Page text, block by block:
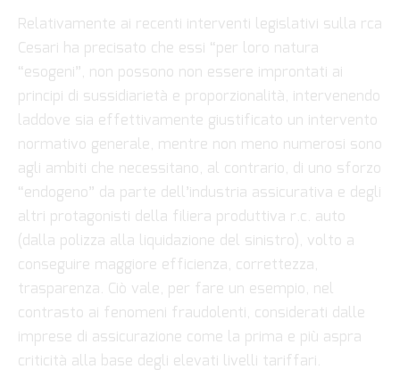
Relativamente ai recenti interventi legislativi sulla rca
Cesari ha precisato che essi “per loro natura
“esogeni”, non possono non essere improntati ai
principi di sussidiarietà e proporzionalità, intervenendo
laddove sia effettivamente giustificato un intervento
normativo generale, mentre non meno numerosi sono
agli ambiti che necessitano, al contrario, di uno sforzo
“endogeno” da parte dell’industria assicurativa e degli
altri protagonisti della filiera produttiva r.c. auto
(dalla polizza alla liquidazione del sinistro), volto a
conseguire maggiore efficienza, correttezza,
trasparenza. Ciò vale, per fare un esempio, nel
contrasto ai fenomeni fraudolenti, considerati dalle
imprese di assicurazione come la prima e più aspra
criticità alla base degli elevati livelli tariffari.